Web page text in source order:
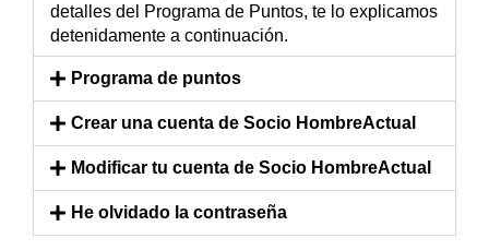
detalles del Programa de Puntos, te lo explicamos
detenidamente a continuación.
Programa de puntos
Crear una cuenta de Socio HombreActual
Modificar tu cuenta de Socio HombreActual
He olvidado la contraseña